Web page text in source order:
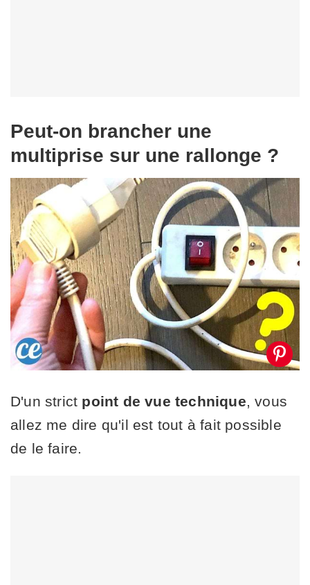
Peut-on brancher une
multiprise sur une rallonge ?
D'un strict point de vue technique, vous
allez me dire qu'il est tout à fait possible
de le faire.